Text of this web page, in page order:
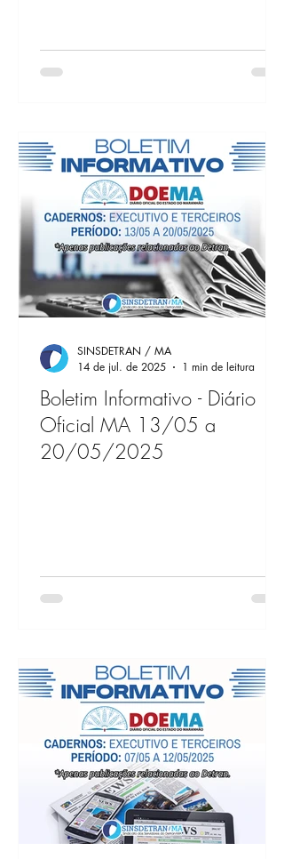
Boletim Informativo - Diário
Oficial MA 13/05 a
20/05/2025
SINSDETRAN / MA
14 de jul. de 2025
1 min de leitura